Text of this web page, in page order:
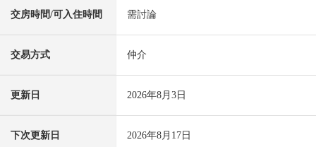
交房時間/可入住時間 需討論
交易方式 仲介
更新日 2026年8月3日
下次更新日 2026年8月17日